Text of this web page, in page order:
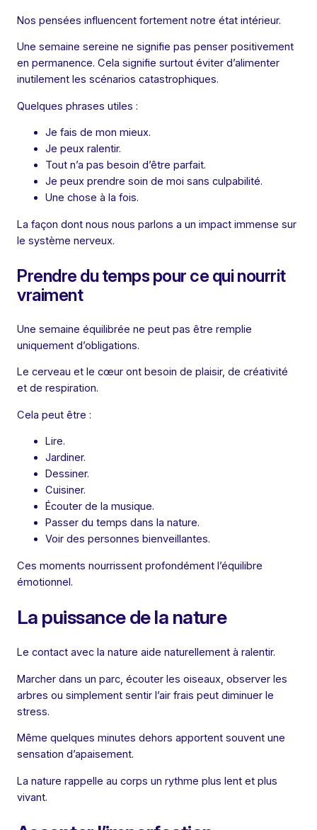
Nos pensées influencent fortement notre état intérieur.
Une semaine sereine ne signifie pas penser positivement
en permanence. Cela signifie surtout éviter d’alimenter
inutilement les scénarios catastrophiques.
Quelques phrases utiles :
Je fais de mon mieux.
Je peux ralentir.
Tout n’a pas besoin d’être parfait.
Je peux prendre soin de moi sans culpabilité.
Une chose à la fois.
La façon dont nous nous parlons a un impact immense sur
le système nerveux.
Prendre du temps pour ce qui nourrit
vraiment
Une semaine équilibrée ne peut pas être remplie
uniquement d’obligations.
Le cerveau et le cœur ont besoin de plaisir, de créativité
et de respiration.
Cela peut être :
Lire.
Jardiner.
Dessiner.
Cuisiner.
Écouter de la musique.
Passer du temps dans la nature.
Voir des personnes bienveillantes.
Ces moments nourrissent profondément l’équilibre
émotionnel.
La puissance de la nature
Le contact avec la nature aide naturellement à ralentir.
Marcher dans un parc, écouter les oiseaux, observer les
arbres ou simplement sentir l’air frais peut diminuer le
stress.
Même quelques minutes dehors apportent souvent une
sensation d’apaisement.
La nature rappelle au corps un rythme plus lent et plus
vivant.